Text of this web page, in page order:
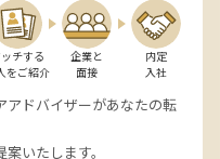
ッチする
をご紹介
企業と
面接
内定
入社
アドバイザーがあなたの転
いたします。